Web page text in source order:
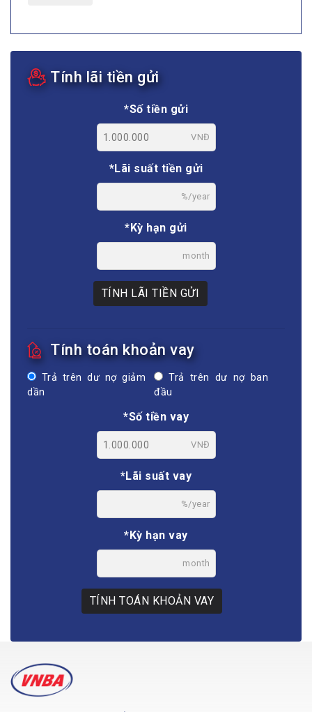
Tính lãi tiền gửi
*Số tiền gửi
VNĐ
*Lãi suất tiền gửi
%/year
*Kỳ hạn gửi
month
TÍNH LÃI TIỀN GỬI
Tính toán khoản vay
Trả trên dư nợ giảm
dần
Trả trên dư nợ ban
đầu
*Số tiền vay
VNĐ
*Lãi suất vay
%/year
*Kỳ hạn vay
month
TÍNH TOÁN KHOẢN VAY